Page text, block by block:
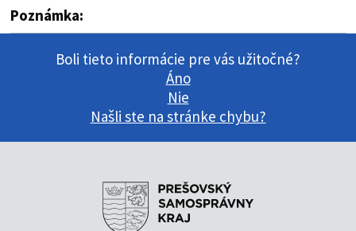
Poznámka:
Boli tieto informácie pre vás užitočné?
Áno
Nie
Našli ste na stránke chybu?